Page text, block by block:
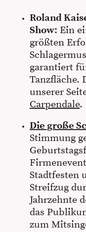
Roland
Show: Ein
größten
garantiert
Tanzfläche.
unserer
Carpendale.
Die große
Stimmung
Stadtfesten
Streifzug
Jahrzehnte
das
zum